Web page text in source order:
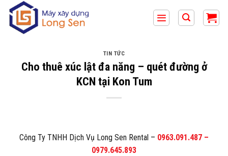
qua
TIN TỨC
Cho thuê xúc lật đa năng – quét đường ở
KCN tại Kon Tum
Công Ty TNHH Dịch Vụ Long Sen Rental – 0963.091.487 –
0979.645.893